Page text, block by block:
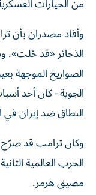
وأفاد مصدران بأن
الذخائر «قد حُلت».
الصواريخ الموجهة
الجوية - كان أحد
النطاق ضد إيران في
وكان ترامب قد صرّح
الحرب العالمية
مضيق هرمز.